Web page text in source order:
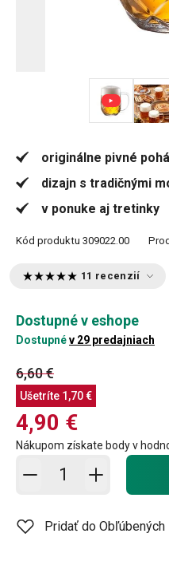
originálne pivné
dizajn s tradičnými
v ponuke aj tretinky
Kód produktu 309022.00
11 recenzií
Dostupné v eshope
Dostupnév 29 predajniach
6,60 €
Ušetríte 1,70 €
4,90 €
Nákupom získate body v
Pridať do košíka - počet
Pridať do Obľúbených